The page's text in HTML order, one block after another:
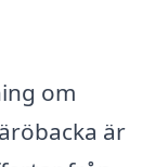
om
är